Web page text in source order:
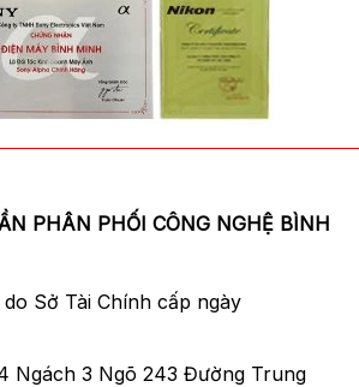
PHÂN PHỐI CÔNG NGHỆ BÌNH
do Sở Tài Chính cấp ngày
Ngách 3 Ngõ 243 Đường Trung